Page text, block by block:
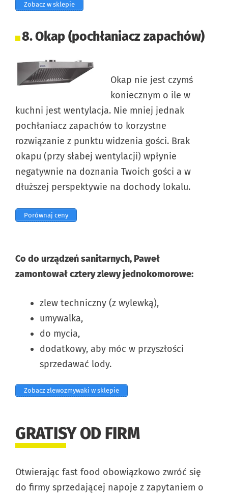
Zobacz w sklepie
8. Okap (pochłaniacz zapachów)
Okap nie jest czymś
koniecznym o ile w
kuchni jest wentylacja. Nie mniej jednak
pochłaniacz zapachów to korzystne
rozwiązanie z punktu widzenia gości. Brak
okapu (przy słabej wentylacji) wpłynie
negatywnie na doznania Twoich gości a w
dłuższej perspektywie na dochody lokalu.
Porównaj ceny
Co do urządzeń sanitarnych, Paweł
zamontował cztery zlewy jednokomorowe:
zlew techniczny (z wylewką),
umywalka,
do mycia,
dodatkowy, aby móc w przyszłości
sprzedawać lody.
Zobacz zlewozmywaki w sklepie
GRATISY OD FIRM
Otwierając fast food obowiązkowo zwróć się
do firmy sprzedającej napoje z zapytaniem o